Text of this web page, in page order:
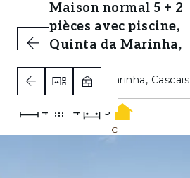
Maison normal 5 + 2
pièces avec piscine,
Quinta da Marinha,
Quinta da Marinha, Cascais
4 4 3
C